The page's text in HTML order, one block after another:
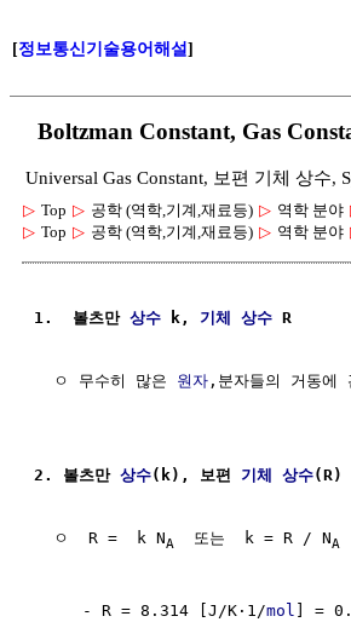
[정보통신기술용어해설]
Boltzman Constant, Gas
Universal Gas Constant, 보편 기체 상수,
▷ Top ▷ 공학 (역학,기계,재료등) ▷ 역학 분야
▷ Top ▷ 공학 (역학,기계,재료등) ▷ 역학 분야
1.  볼츠만 상수 k, 기체 상수 R
  ㅇ 무수히 많은
원자 ,분자들의 거동에
2. 볼츠만 상수(k), 보편 기체 상수(R)
  ㅇ  R =  k N
A
  또는  k = R / N
A
     - R = 8.314 [J/K·1/
mol ] =